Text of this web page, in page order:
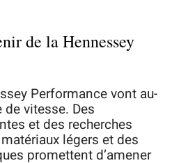
de la Hennessey
Performance vont au-
vitesse. Des
et des recherches
légers et des
promettent d’amener